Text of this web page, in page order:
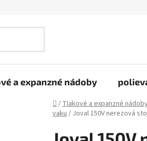
a expanzné nádoby
Domov
/Tlakové a expanzné
vaku/ Joval 150V nerezová